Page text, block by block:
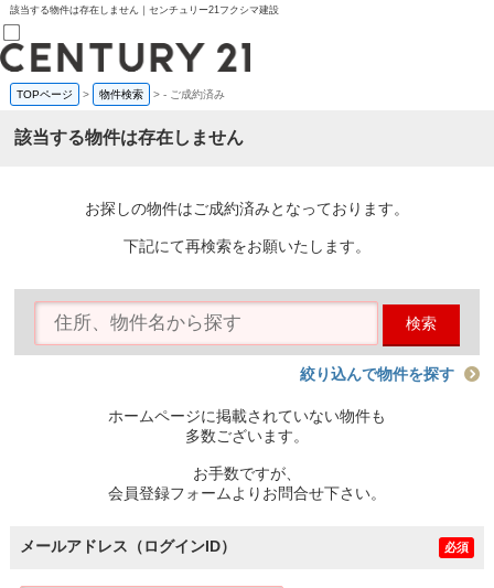
該当する物件は存在しません｜センチュリー21フクシマ建設
売買部
0120-800-844
賃貸部
会員メニュー
物件を探す
購入TOP
条件から探す
住宅ローン控除シミュレータ
TOPページ > 物件検索 >- ご成約済み
該当する物件は存在しません
お探しの物件はご成約済みとなっております。
下記にて再検索をお願いたします。
検索
絞り込んで物件を探す
ホームページに掲載されていない物件も
多数ございます。
お手数ですが、
会員登録フォームよりお問合せ下さい。
メールアドレス（ログインID） 必須